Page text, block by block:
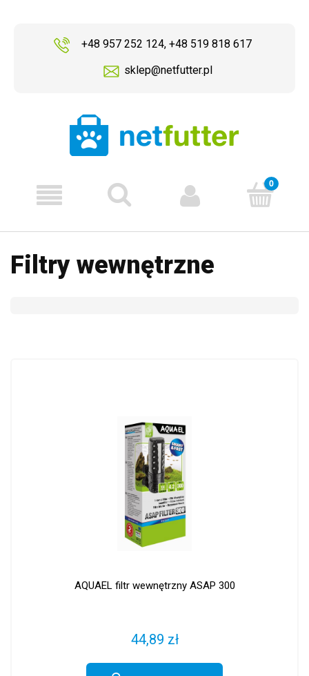
+48 957 252 124, +48 519 818 617
sklep@netfutter.pl
Filtry wewnętrzne
AQUAEL filtr wewnętrzny ASAP 300
44,89 zł